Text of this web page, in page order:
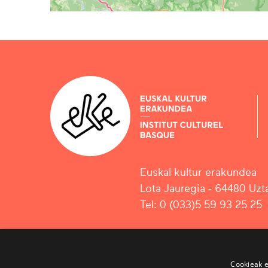
Euskal kultur erakundea
Lota Jauregia - 64480
Tel: 0 (033)5 59 93 25 25
Cookieak